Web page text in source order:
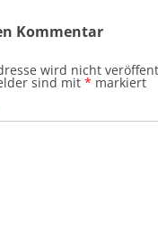
Kommentar
wird nicht
sind mit * markiert